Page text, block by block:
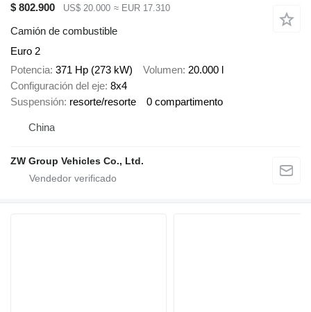
$ 802.900
US$ 20.000 ≈ EUR 17.310
Camión de combustible
Euro 2
Potencia 371 Hp (273 kW) Volumen 20.000 l
Configuración del eje 8x4
Suspensión resorte/resorte 0 compartimento
China
ZW Group Vehicles Co., Ltd.